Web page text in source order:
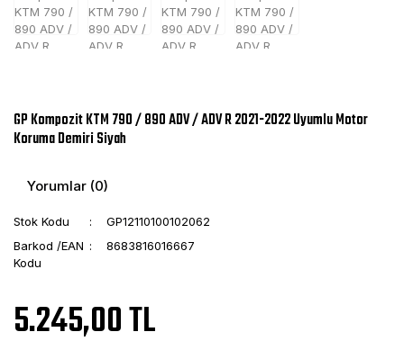
GP Kompozit KTM 790 / 890 ADV / ADV R 2021-2022 Uyumlu Motor
Koruma Demiri Siyah
Yorumlar (0)
Stok Kodu
GP12110100102062
Barkod /EAN
Kodu
8683816016667
5.245,00 TL